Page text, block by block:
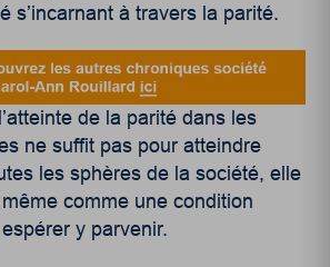
s’incarnant à travers la parité.
de la parité dans les
ne suffit pas pour atteindre
les sphères de la société, elle
comme une condition
y parvenir.